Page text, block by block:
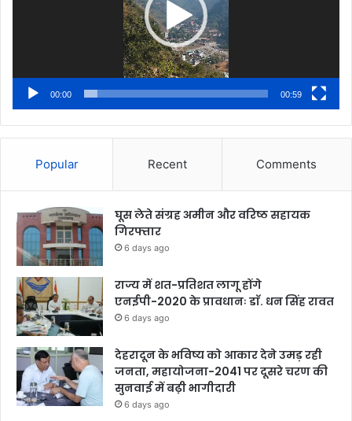
00:00 00:59
Popular Recent Comments
घूस लेते संग्रह अमीन और वरिष्ठ सहायक
गिरफ्तार
6 days ago
राज्य में शत-प्रतिशत लागू होंगे
एनईपी-2020 के प्रावधानः डाॅ. धन सिंह रावत
6 days ago
देहरादून के भविष्य को आकार देने उमड़ रही
जनता, महायोजना-2041 पर दूसरे चरण की
सुनवाई में बढ़ी भागीदारी
6 days ago